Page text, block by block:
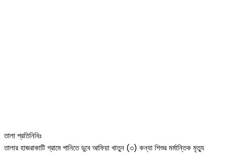
তালা প্রতিনিধিঃ
তালার হাজরাকাটি গ্রামে পানিতে ডুবে আফিয়া খাতুন (৩) কন্যা শিশুর মর্মান্তিক মৃত্যু